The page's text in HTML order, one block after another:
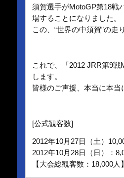
須賀選手がMotoGP第18戦
場することになりました。
この、“世界の中須賀”の走
これで、「2012 JRR第9
します。
皆様のご声援、本当に本
[公式観客数]
2012年10月27日（土）
2012年10月28日（日）：
【大会総観客数：18,000人